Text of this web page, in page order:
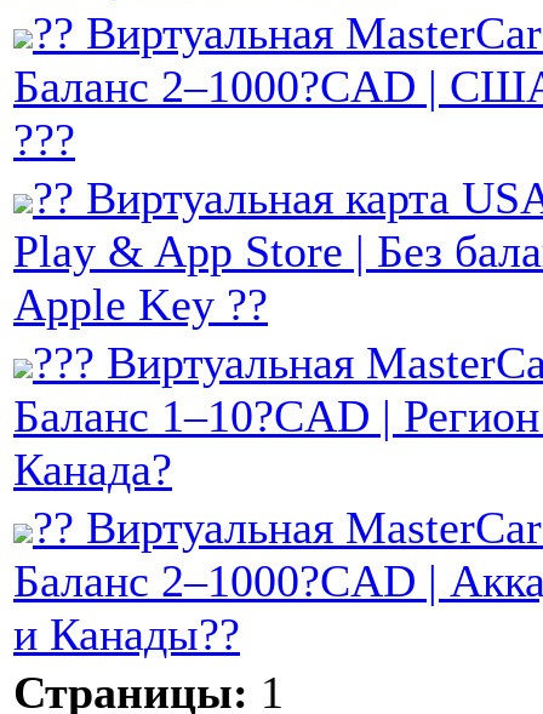
?? Виртуальная
Баланс 2–1000?CAD |
???
?? Виртуальная карта
Play & App Store | Без
Apple Key ??
??? Виртуальная
Баланс 1–10?CAD |
Канада?
?? Виртуальная
Баланс 2–1000?CAD |
и Канады??
Страницы: 1